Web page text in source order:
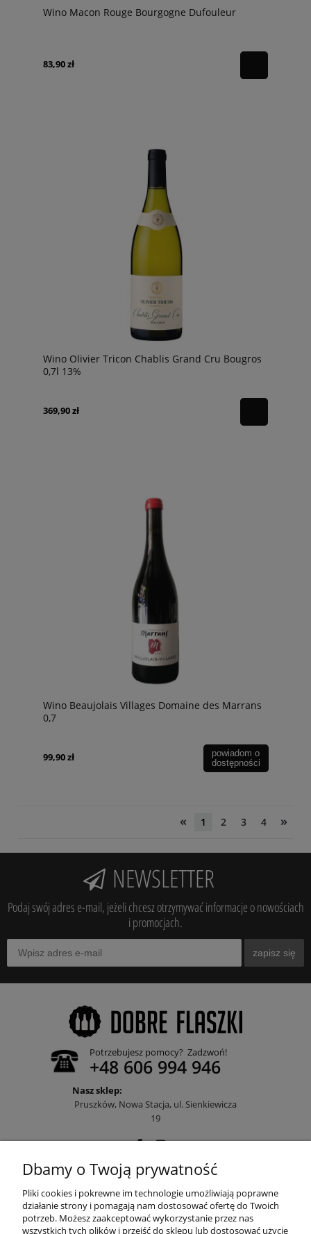
Wino Macon Rouge Bourgogne Dufouleur
83,90 zł
Wino Olivier Tricon Chablis Grand Cru Bougros
0,7l 13%
369,90 zł
Wino Beaujolais Villages Domaine des Marrans
0,7
99,90 zł
powiadom o
dostępności
« 1 2 3 4 »
NEWSLETTER
Podaj swój adres e-mail, jeżeli chcesz otrzymywać informacje o nowościach
i promocjach.
zapisz się
Potrzebujesz pomocy? Zadzwoń!
+48 606 994 946
Nasz sklep:
Pruszków, Nowa Stacja, ul. Sienkiewicza
19
POMOC
Dbamy o Twoją prywatność
Pliki cookies i pokrewne im technologie umożliwiają poprawne
działanie strony i pomagają nam dostosować ofertę do Twoich
potrzeb. Możesz zaakceptować wykorzystanie przez nas
wszystkich tych plików i przejść do sklepu lub dostosować użycie